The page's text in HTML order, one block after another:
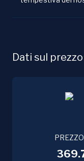
Dati sul